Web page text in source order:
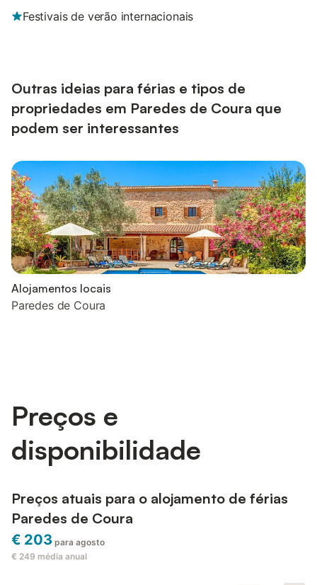
Festivais de verão internacionais
Outras ideias para férias e tipos de
propriedades em Paredes de Coura que
podem ser interessantes
Alojamentos locais
Paredes de Coura
Preços e
disponibilidade
Preços atuais para o alojamento de férias
Paredes de Coura
€ 203 para agosto
€ 249 média anual